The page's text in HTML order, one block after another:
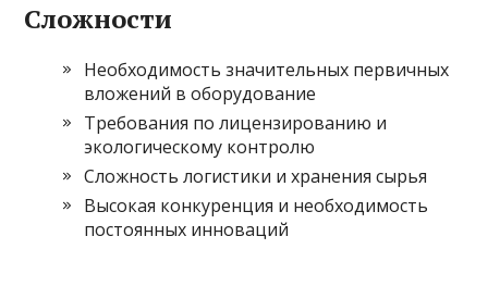
Сложности
Необходимость значительных первичных
вложений в оборудование
Требования по лицензированию и
экологическому контролю
Сложность логистики и хранения сырья
Высокая конкуренция и необходимость
постоянных инноваций